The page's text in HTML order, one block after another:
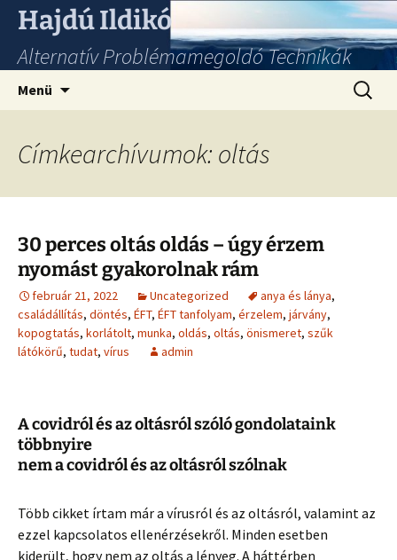
Hajdú Ildikó
Alternatív Problémamegoldó Technikák
Menü
Címkearchívumok: oltás
30 perces oltás oldás – úgy érzem
nyomást gyakorolnak rám
február 21, 2022 Uncategorized anya és lánya,
családállítás, döntés, ÉFT, ÉFT tanfolyam, érzelem, járvány,
kopogtatás, korlátolt, munka, oldás, oltás, önismeret, szűk
látókörű, tudat, vírus admin
A covidról és az oltásról szóló gondolataink
többnyire
nem a covidról és az oltásról szólnak
Több cikket írtam már a vírusról és az oltásról, valamint az
ezzel kapcsolatos ellenérzésekről. Minden esetben
kiderült, hogy nem az oltás a lényeg. A háttérben